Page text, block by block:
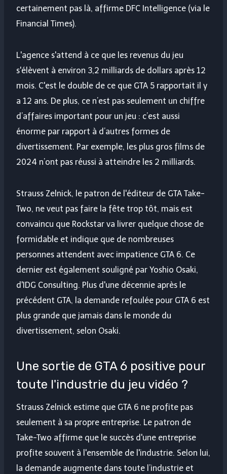
certainement pas là, affirme DFC Intelligence (via le
Financial Times).
L'agence s'attend à ce que les revenus du jeu
s'élèvent à environ 3,2 milliards de dollars après 12
mois. C'est le double de ce que GTA 5 rapportait il y
a 12 ans. De plus, ce n’est pas seulement un chiffre
d’affaires important pour un jeu : c’est aussi
énorme par rapport à d’autres formes de
divertissement. Par exemple, les plus gros films de
2024 n’ont pas réussi à atteindre les 2 milliards.
Strauss Zelnick, le patron de l'éditeur de GTA Take-
Two, ne veut pas faire la fête trop tôt, mais est
convaincu que Rockstar va livrer quelque chose de
formidable et indique que de nombreuses
personnes attendent avec impatience GTA 6. Ce
dernier est également souligné par Yoshio Osaki,
d'IDG Consulting. Plus d'une décennie après le
précédent GTA, la demande refoulée pour GTA 6 est
plus grande que jamais dans le monde du
divertissement, selon Osaki.
Une sortie de GTA 6 positive pour
toute l'industrie du jeu vidéo ?
Strauss Zelnick estime que GTA 6 ne profite pas
seulement à sa propre entreprise. Le patron de
Take-Two affirme que le succès d'une entreprise
profite souvent à l'ensemble de l'industrie. Selon lui,
la demande augmente dans toute l’industrie et